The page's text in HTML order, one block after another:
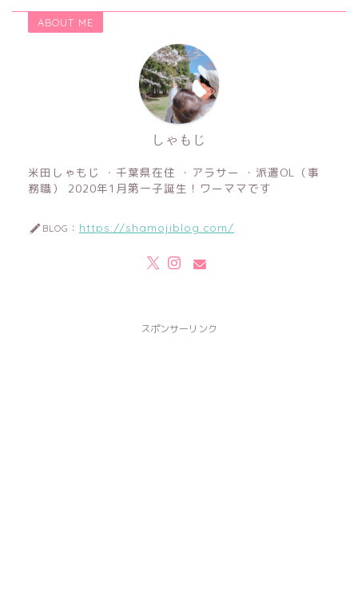
ABOUT ME
しゃもじ
米田しゃもじ ・千葉県在住 ・アラサー ・派遣OL（事
務職） 2020年1月第一子誕生！ワーママです
BLOG： https://shamojiblog.com/
スポンサーリンク